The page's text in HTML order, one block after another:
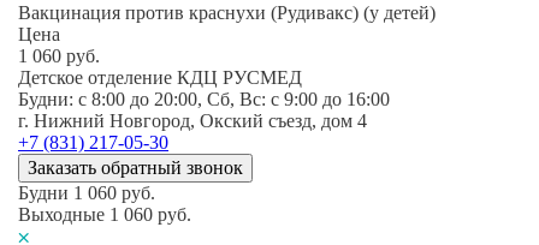
Вакцинация против краснухи (Рудивакс) (у детей)
Цена
1 060 руб.
Детское отделение КДЦ РУСМЕД
Будни: c 8:00 до 20:00, Сб, Вс: c 9:00 до 16:00
г. Нижний Новгород, Окский съезд, дом 4
+7 (831) 217-05-30
Заказать обратный звонок
Будни 1 060 руб.
Выходные 1 060 руб.